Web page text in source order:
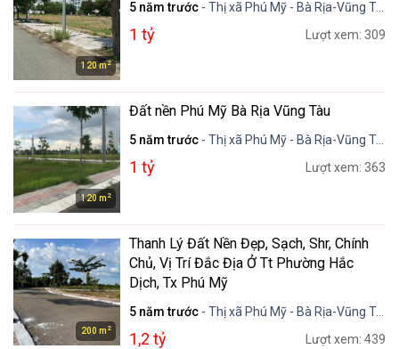
120 m 2
5 năm trước - Thị xã Phú Mỹ - Bà Rịa-Vũng Tàu
1 tỷ Lượt xem: 309
120 m2
Đất nền Phú Mỹ Bà Rịa Vũng Tàu
5 năm trước - Thị xã Phú Mỹ - Bà Rịa-Vũng Tàu
1 tỷ Lượt xem: 363
200 m 2
Thanh Lý Đất Nền Đẹp, Sạch, Shr, Chính
Chủ, Vị Trí Đắc Địa Ở Tt Phường Hắc
Dịch, Tx Phú Mỹ
5 năm trước - Thị xã Phú Mỹ - Bà Rịa-Vũng Tàu
1,2 tỷ Lượt xem: 439